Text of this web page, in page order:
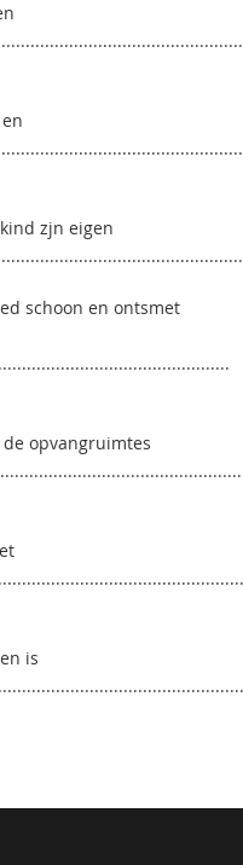
zjn eigen
schoon en ontsmet
opvangruimtes
is